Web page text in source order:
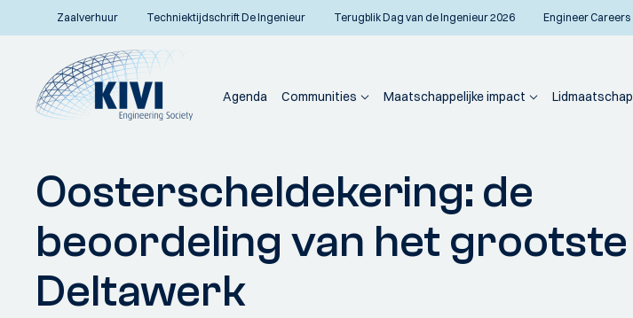
Zaalverhuur Techniektijdschrift De Ingenieur Terugblik Dag van de Ingenieur 2026 Engineer Careers
Agenda Communities Maatschappelijke impact Lidmaatschap
Terug naar overzicht
Oosterscheldekering: de
beoordeling van het grootste
Deltawerk